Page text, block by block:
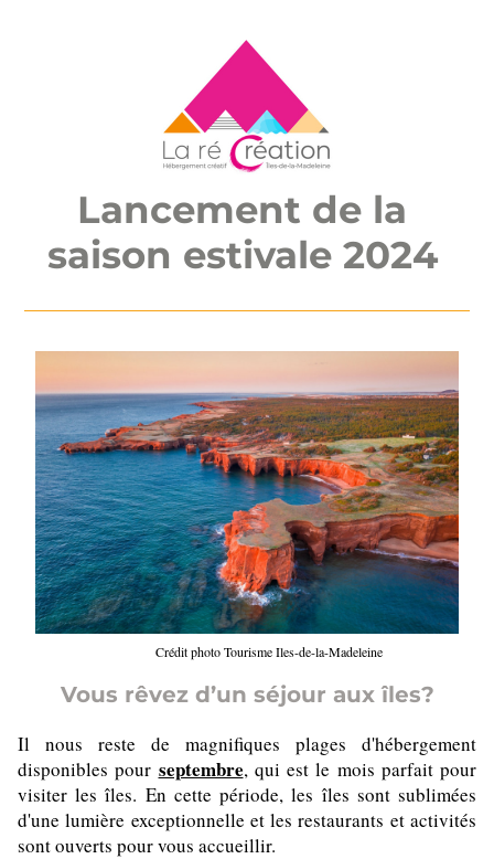
Lancement de la
saison estivale 2024
Crédit photo Tourisme Iles-de-la-Madeleine
Vous rêvez d’un séjour aux îles?
Il nous reste de magnifiques plages d'hébergement
disponibles pour septembre, qui est le mois parfait pour
visiter les îles. En cette période, les îles sont sublimées
d'une lumière exceptionnelle et les restaurants et activités
sont ouverts pour vous accueillir.